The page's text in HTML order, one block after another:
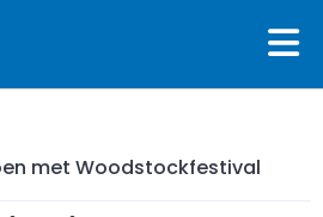
met Woodstockfestival